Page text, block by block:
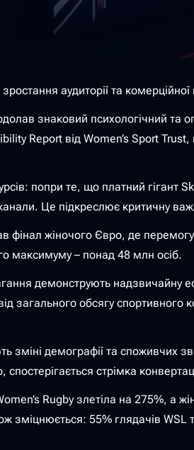
аудиторії та
знаковий психологічний
Report від Women’s Sport
попри те, що платний гігант
Це підкреслює критичну
фінал жіночого Євро, де
максимуму – понад 48 млн осіб.
демонструють надзвичайну
загального обсягу спортивного
зміні демографії та споживчих
стрімка
Rugby злетіла на 275%, а
зміцнюється: 55% глядачів